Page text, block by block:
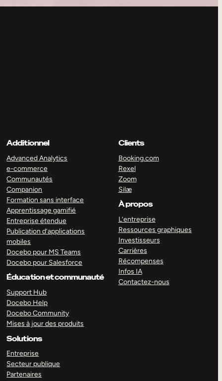
Additionnel
Advanced Analytics
e-commerce
Communautés
Companion
Formation sans interface
Apprentissage gamifié
Entreprise étendue
Publication d’applications
mobiles
Docebo pour MS Teams
Docebo pour Salesforce
Éducation et communauté
Support Hub
Docebo Help
Docebo Community
Mises à jour des produits
Solutions
Entreprise
Secteur publique
Partenaires
Clients
Booking.com
Rexel
Zoom
Silæ
À propos
L’entreprise
Ressources graphiques
Investisseurs
Carrières
Récompenses
Infos IA
Contactez-nous